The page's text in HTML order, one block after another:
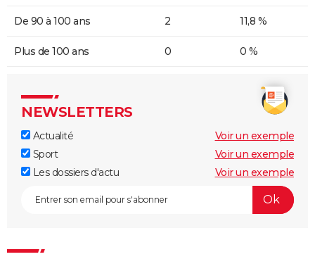
De 90 à 100 ans 2 11,8 %
Plus de 100 ans 0 0 %
NEWSLETTERS
Actualité
Voir un exemple
Sport
Voir un exemple
Les dossiers d'actu
Voir un exemple